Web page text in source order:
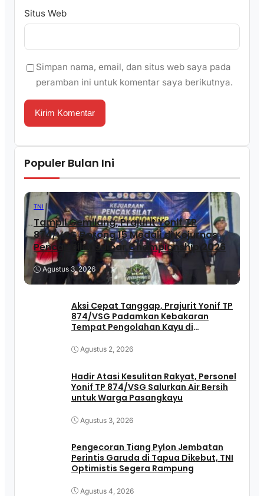
Situs Web
Simpan nama, email, dan situs web saya pada
peramban ini untuk komentar saya berikutnya.
Populer Bulan Ini
TNI
Tampil Gemilang, Prajurit Yonif TP
874/VSG Borong 15 Medali di Kejurnas
Pencak Silat Sulbar Championship 2026
Agustus 3, 2026
Aksi Cepat Tanggap, Prajurit Yonif TP
874/VSG Padamkan Kebakaran
Tempat Pengolahan Kayu di
Agustus 2, 2026
Hadir Atasi Kesulitan Rakyat, Personel
Yonif TP 874/VSG Salurkan Air Bersih
untuk Warga Pasangkayu
Agustus 3, 2026
Pengecoran Tiang Pylon Jembatan
Perintis Garuda di Tapua Dikebut, TNI
Optimistis Segera Rampung
Agustus 4, 2026